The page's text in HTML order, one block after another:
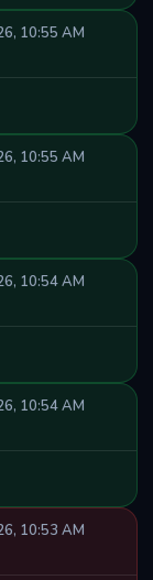
10:55 AM
10:55 AM
10:54 AM
10:54 AM
10:53 AM